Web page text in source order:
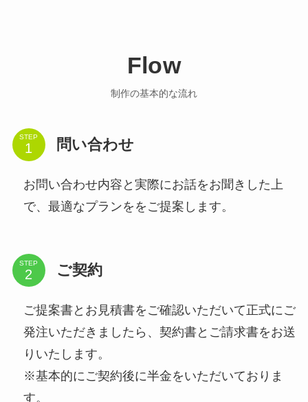
Flow
制作の基本的な流れ
STEP 問い合わせ
お問い合わせ内容と実際にお話をお聞きした上
で、最適なプランををご提案します。
STEP ご契約
ご提案書とお見積書をご確認いただいて正式にご
発注いただきましたら、契約書とご請求書をお送
りいたします。
※基本的にご契約後に半金をいただいておりま
す。